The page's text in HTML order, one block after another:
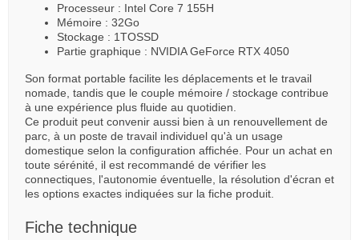
Processeur : Intel Core 7 155H
Mémoire : 32Go
Stockage : 1TOSSD
Partie graphique : NVIDIA GeForce RTX 4050
Son format portable facilite les déplacements et le travail
nomade, tandis que le couple mémoire / stockage contribue
à une expérience plus fluide au quotidien.
Ce produit peut convenir aussi bien à un renouvellement de
parc, à un poste de travail individuel qu'à un usage
domestique selon la configuration affichée. Pour un achat en
toute sérénité, il est recommandé de vérifier les
connectiques, l'autonomie éventuelle, la résolution d'écran et
les options exactes indiquées sur la fiche produit.
Fiche technique